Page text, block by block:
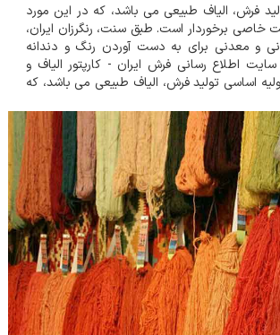
فرش، الیاف طبیعی می باشد، که در این مورد
خاصی برخوردار است. طبق سنت، رنگرزان ایران،
و معدنی برای به دست آوردن رنگ و دندانه
اطلاع رسانی فرش ایران - کارپتور الياف و
اساسی تولید فرش، الیاف طبیعی می باشد، که